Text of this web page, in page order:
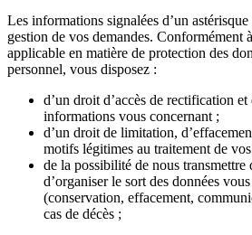
Les informations signalées d’un
gestion de vos demandes. Conformément
applicable en matière de protection des
personnel, vous disposez :
d’un droit d’accès de rectification
informations vous concernant ;
d’un droit de limitation,
motifs légitimes au traitement de
de la possibilité de nous transmettre
d’organiser le sort des données
(conservation, effacement,
cas de décès ;